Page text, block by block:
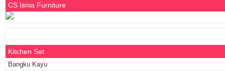
CS Isnia Furniture
Kitchen Set
Bangku Kayu